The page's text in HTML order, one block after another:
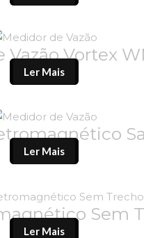
Vazão Vortex
Ler Mais
Ler Mais
Sem
Ler Mais